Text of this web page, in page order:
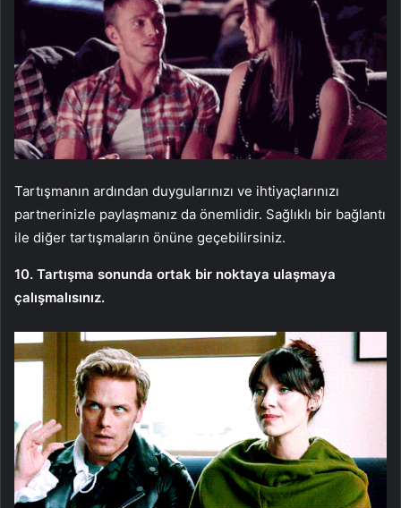
Tartışmanın ardından duygularınızı ve ihtiyaçlarınızı
partnerinizle paylaşmanız da önemlidir. Sağlıklı bir bağlantı
ile diğer tartışmaların önüne geçebilirsiniz.
10. Tartışma sonunda ortak bir noktaya ulaşmaya
çalışmalısınız.